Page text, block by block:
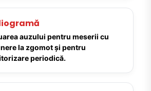
auzului pentru meserii cu
la zgomot și pentru
periodică.